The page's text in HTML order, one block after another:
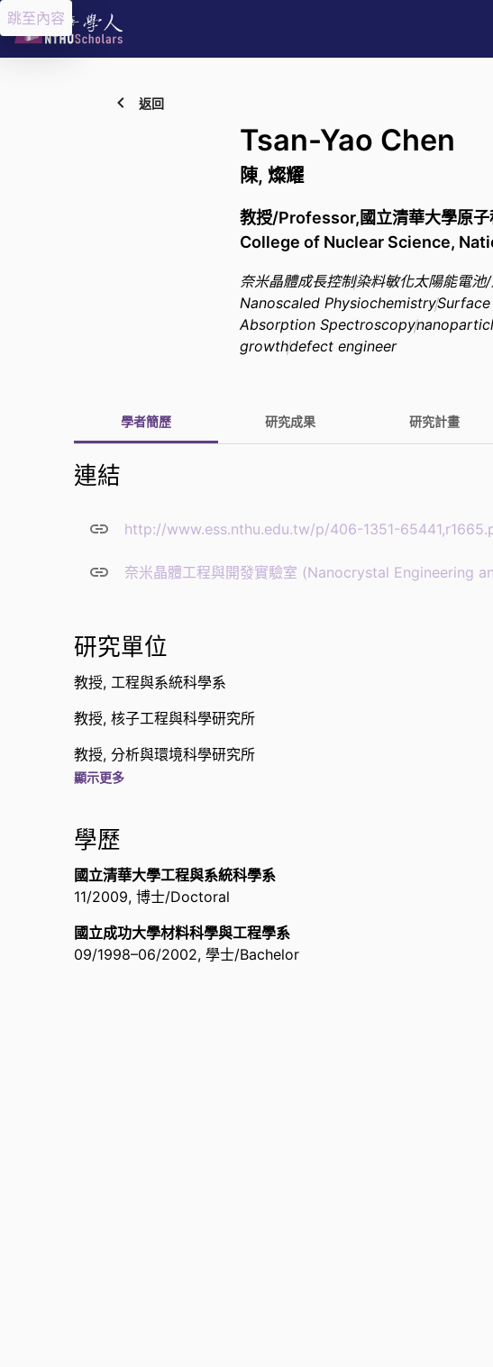
跳至內容
返回
Tsan-Yao Chen
陳, 燦耀
教授/Professor,國立清華大學原
College of Nuclear Science,
奈米晶體成長控制染料敏化太陽能電池
Nanoscaled Physiochemistry
Absorption Spectroscopy
growthdefect engineer
學者簡歷 研究成果 研究計畫
連結
http://www.ess.nthu.edu.tw/p/406-1351-
奈米晶體工程與開發實驗室 (Nanocrystal Engineering
研究單位
教授, 工程與系統科學系
教授, 核子工程與科學研究所
教授, 分析與環境科學研究所
經歷
助理教授,工程與系統科學系
副教授/Associate Professor,工程與系統科學系
博士後研究,工程與系統科學系
副教授/Associate Professor,國立清華大學原子科學院工程與系
訪問學者,美國北卡羅來納州立大學材料工程與科學系
顯示更多
學歷
國立清華大學工程與系統科學系
11/2009, 博士/Doctoral
國立成功大學材料科學與工程學系
09/1998–06/2002, 學士/Bachelor